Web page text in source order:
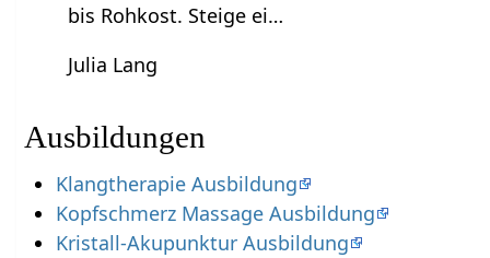
bis Rohkost. Steige ei…
Julia Lang
Ausbildungen
Klangtherapie Ausbildung
Kopfschmerz Massage Ausbildung
Kristall-Akupunktur Ausbildung